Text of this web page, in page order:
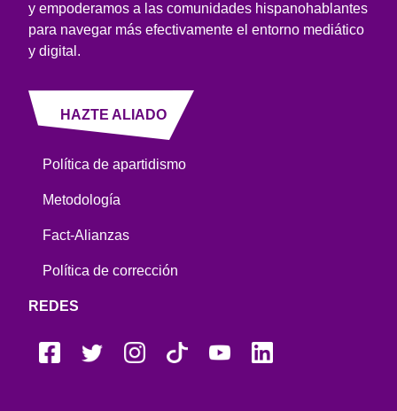
y empoderamos a las comunidades hispanohablantes
para navegar más efectivamente el entorno mediático
y digital.
HAZTE ALIADO
Política de apartidismo
Metodología
Fact-Alianzas
Política de corrección
REDES